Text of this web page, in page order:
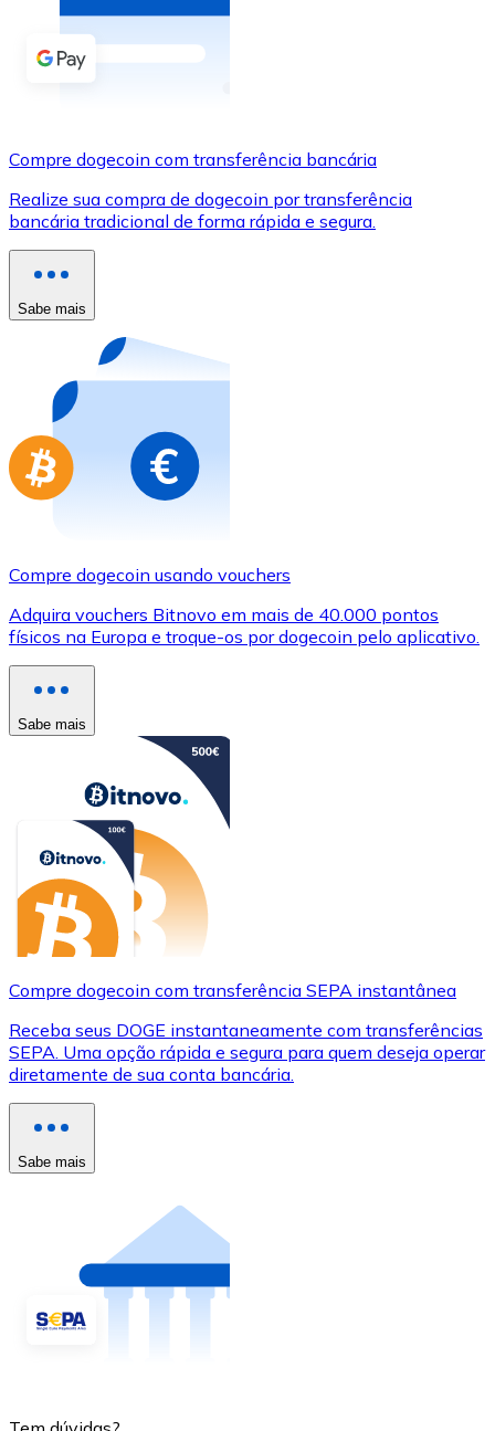
Comprar com dinheiro
Transferência SEPA
Use cartões Visa e Mastercard para comprar
Comprar com cartão
Compre cartões-presente das suas marcas favoritas
Ir para a loja de cartões-presente
Compre dogecoin com transferência bancária
Realize sua compra de dogecoin por transferência
bancária tradicional de forma rápida e segura.
Sabe mais
Compre dogecoin usando vouchers
Adquira vouchers Bitnovo em mais de 40.000 pontos
físicos na Europa e troque-os por dogecoin pelo aplicativo.
Sabe mais
Compre dogecoin com transferência SEPA instantânea
Receba seus DOGE instantaneamente com transferências
SEPA. Uma opção rápida e segura para quem deseja operar
diretamente de sua conta bancária.
Sabe mais